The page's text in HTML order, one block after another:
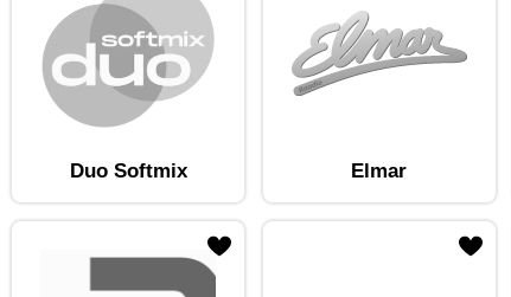
Duo Softmix Elmar
Lisa raadiojaam lemmikute hulkaLisa raadiojaam lemmikute hulka